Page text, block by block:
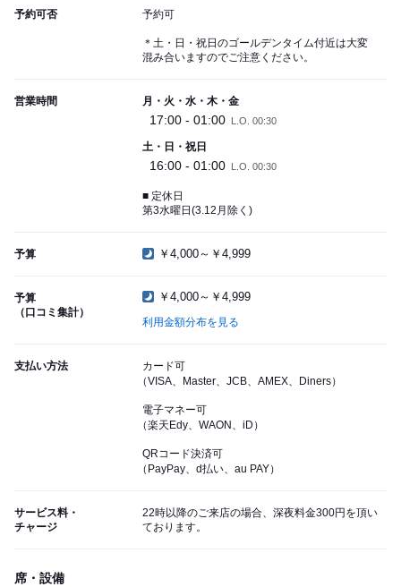
予約可否 予約可
＊土・日・祝日のゴールデンタイム付近は大変
混み合いますのでご注意ください。
営業時間 月・火・水・木・金
17:00 - 01:00 L.O. 00:30
土・日・祝日
16:00 - 01:00 L.O. 00:30
■ 定休日
第3水曜日(3.12月除く)
予算 ￥4,000～￥4,999
予算
（口コミ集計）
￥4,000～￥4,999
利用金額分布を見る
支払い方法
カード可
（VISA、Master、JCB、AMEX、Diners）
電子マネー可
（楽天Edy、WAON、iD）
QRコード決済可
（PayPay、d払い、au PAY）
サービス料・
チャージ
22時以降のご来店の場合、深夜料金300円を頂い
ております。
席・設備